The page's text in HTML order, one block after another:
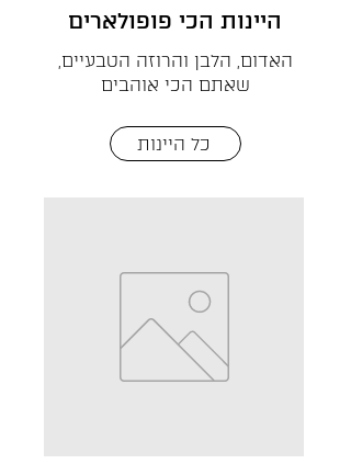
היינות הכי פופולארים
האדום, הלבן והרוזה הטבעיים,
שאתם הכי אוהבים
כל היינות